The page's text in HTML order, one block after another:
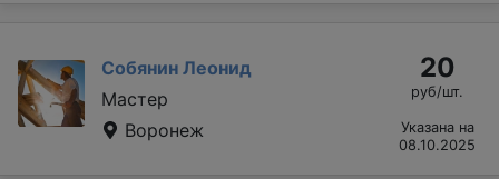
Собянин Леонид
Мастер
Воронеж
20
руб/шт.
Указана на
08.10.2025